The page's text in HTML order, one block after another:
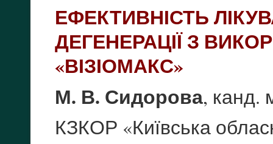
ЕФЕКТИВНІСТЬ
ДЕГЕНЕРАЦІЇ З
«ВІЗІОМАКС»
М. В. Сидорова, канд.
КЗКОР «Київська